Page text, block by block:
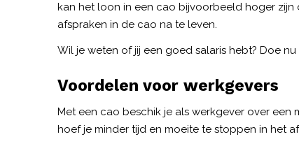
kan het loon in een cao bijvoorbeeld hoger
afspraken in de cao na te leven.
Wil je weten of jij een goed salaris hebt? Doe nu
Voordelen voor werkgevers
Met een cao beschik je als werkgever over
hoef je minder tijd en moeite te stoppen in het